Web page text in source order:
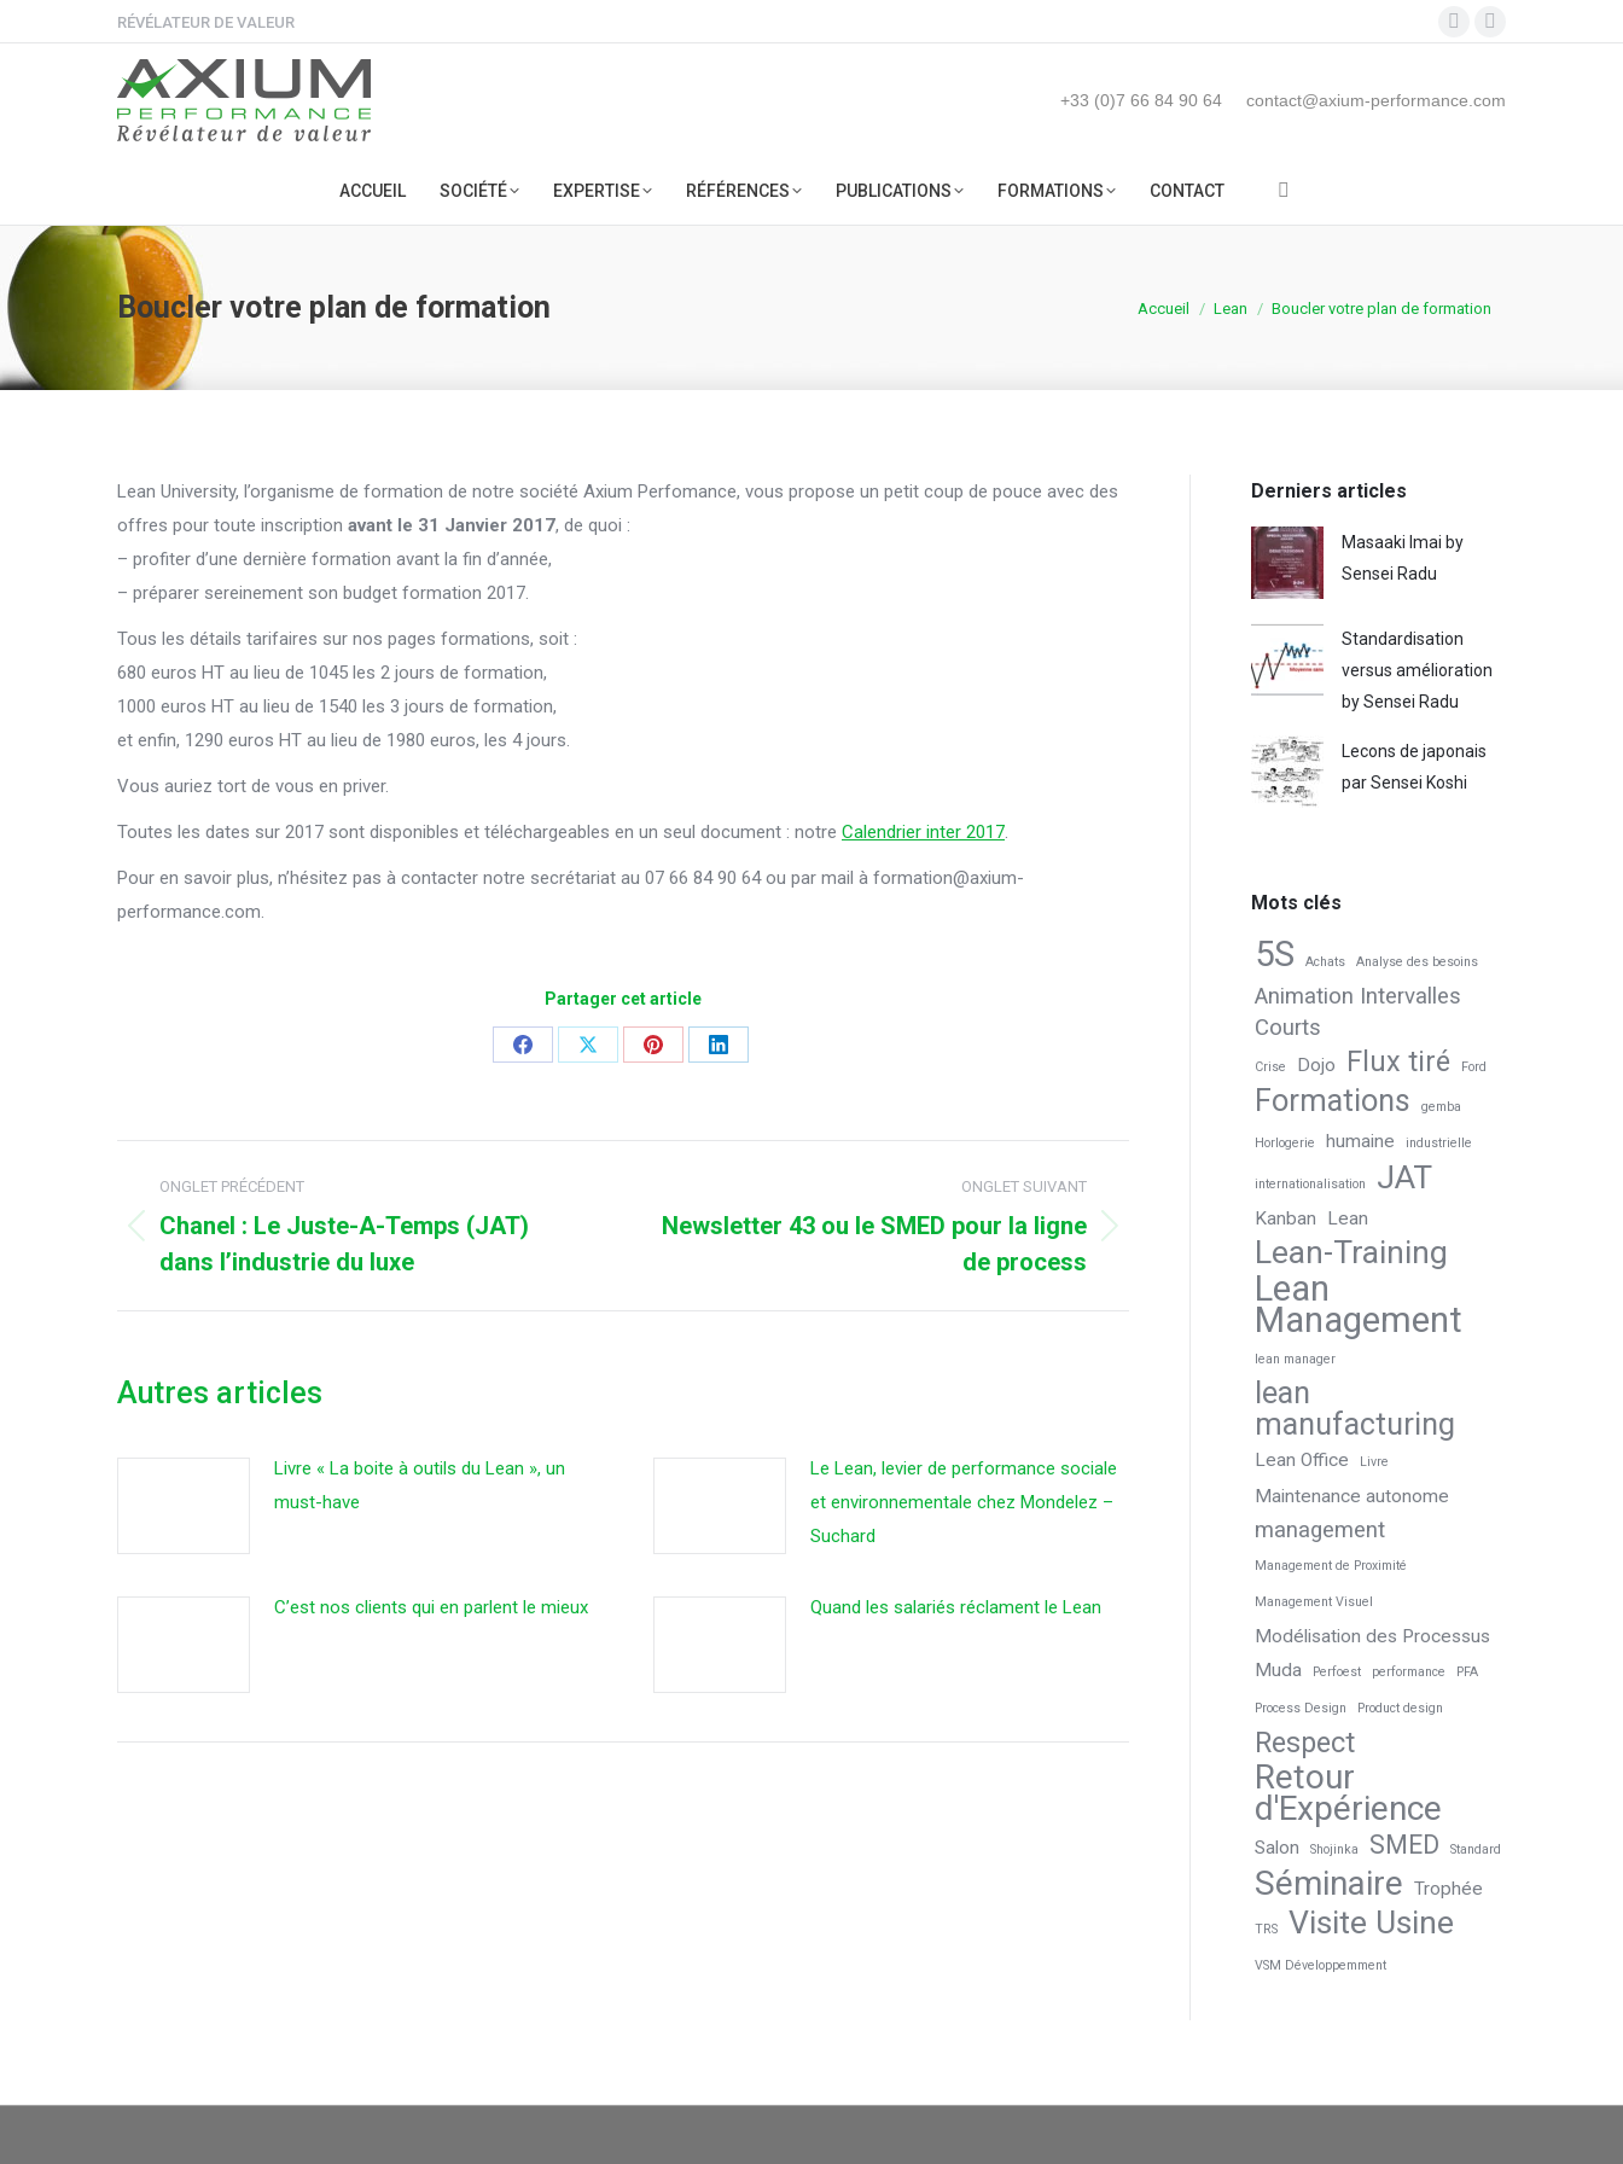
RÉVÉLATEUR DE VALEUR
opensopens
+33 (0)7 66 84 90 64 contact@axium-performance.com
ACCUEIL SOCIÉTÉ EXPERTISE RÉFÉRENCES PUBLICATIONS FORMATIONS CONTACT Search:
Boucler votre plan de formation Vous êtes ici :
Accueil Lean Boucler votre plan de formation
Lean University, l’organisme de formation de notre société Axium Perfomance, vous propose un petit coup de pouce avec des
offres pour toute inscription avant le 31 Janvier 2017, de quoi :
– profiter d’une dernière formation avant la fin d’année,
– préparer sereinement son budget formation 2017.
Tous les détails tarifaires sur nos pages formations, soit :
680 euros HT au lieu de 1045 les 2 jours de formation,
1000 euros HT au lieu de 1540 les 3 jours de formation,
et enfin, 1290 euros HT au lieu de 1980 euros, les 4 jours.
Vous auriez tort de vous en priver.
Toutes les dates sur 2017 sont disponibles et téléchargeables en un seul document : notre Calendrier inter 2017.
Pour en savoir plus, n’hésitez pas à contacter notre secrétariat au 07 66 84 90 64 ou par mail à formation@axium-
performance.com.
Partager cet article
Share
Share
Share
Share
de
commentaire
ONGLET PRÉCÉDENT
précédent
Chanel : Le Juste-A-Temps (JAT)
dans l’industrie du luxe
ONGLET SUIVANT
Newsletter 43 ou le SMED pour la ligne
de process
Autres articles
Livre « La boite à outils du Lean », un
must-have
Le Lean, levier de performance sociale
et environnementale chez Mondelez –
Suchard
C’est nos clients qui en parlent le mieux Quand les salariés réclament le Lean
Derniers articles
Masaaki Imai by
Sensei Radu
Standardisation
versus amélioration
by Sensei Radu
Lecons de japonais
par Sensei Koshi
Mots clés
5S Achats Analyse des besoins
Animation Intervalles
Courts
Crise Dojo Flux tiré Ford
Formations gemba
Horlogerie humaine industrielle
internationalisation JAT
Kanban Lean
Lean-Training
Lean
Management
lean manager
lean
manufacturing
Lean Office Livre
Maintenance autonome
management
Management de Proximité
Management Visuel
Modélisation des Processus
Muda
Perfoest performance PFA
Process Design Product design
Respect
Retour
d'Expérience
Salon Shojinka SMED Standard
Séminaire Trophée
TRS Visite Usine
VSM Développemment
Search: